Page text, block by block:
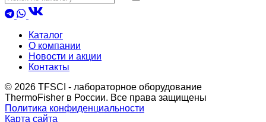
Каталог
О компании
Новости и акции
Контакты
© 2026 TFSCI - лабораторное оборудование
ThermoFisher в России. Все права защищены
Политика конфиденциальности
Карта сайта